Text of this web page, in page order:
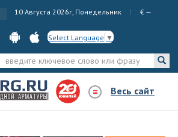
10 Августа 2026г, Понедельник € —
Select Language ▼
Весь сайт